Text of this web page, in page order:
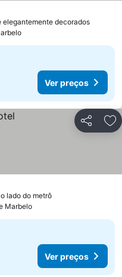
elegantemente decorados
Ver preços
Partilhar
lado do metrô
Marbelo
Ver preços